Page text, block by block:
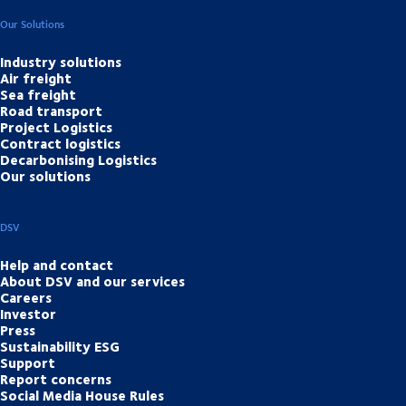
Our Solutions
Industry solutions
Air freight
Sea freight
Road transport
Project Logistics
Contract logistics
Decarbonising Logistics
Our solutions
DSV
Help and contact
About DSV and our services
Careers
Investor
Press
Sustainability ESG
Support
Report concerns
Social Media House Rules